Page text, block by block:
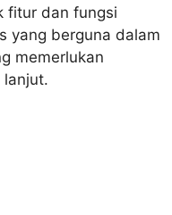
fitur dan fungsi
yang berguna dalam
memerlukan
lanjut.